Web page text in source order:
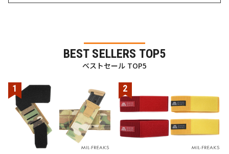
BEST SELLERS TOP5
ベストセール TOP5